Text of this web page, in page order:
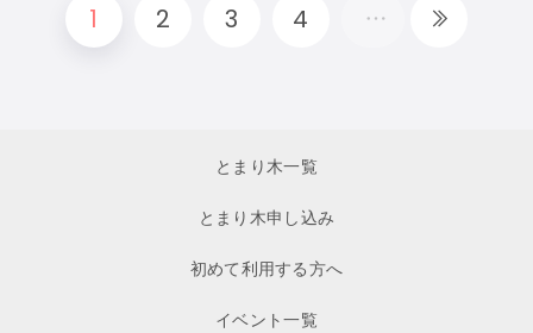
1 2 3 4
とまり木一覧
とまり木申し込み
初めて利用する方へ
イベント一覧